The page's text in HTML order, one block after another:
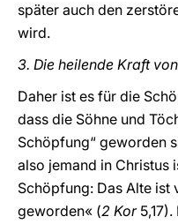
später auch den
wird.
3. Die heilende Kraft
Daher ist es für die
dass die Söhne und
Schöpfung“ geworden
also jemand in Christus
Schöpfung: Das Alte ist
geworden« (2 Kor5,17).